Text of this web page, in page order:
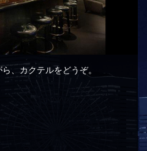
、カクテルをどうぞ。